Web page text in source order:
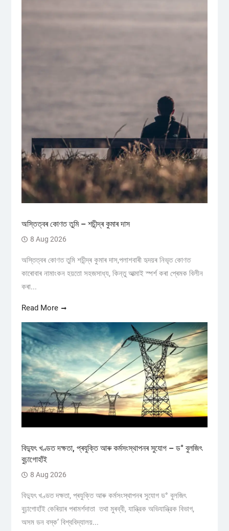
অস্তিত্বৰ কোণত তুমি – শচীন্দ্ৰ কুমাৰ দাস
8 Aug 2026
অস্তিত্বৰ কোণত তুমি শচীন্দ্ৰ কুমাৰ দাস,পলাশবাৰী হৃদয়ৰ নিভৃত কোণত
কাৰোবাৰ নামাংকন হয়তো সহজসাধ্য, কিন্তু আত্মাই স্পৰ্শ কৰা প্ৰেমক বিলীন
কৰা...
Read More
বিদ্যুৎ খণ্ডত দক্ষতা, প্ৰযুক্তি আৰু কৰ্মসংস্থাপনৰ সুযোগ – ড° বুলজিৎ
বুঢ়াগোহাঁই
8 Aug 2026
বিদ্যুৎ খণ্ডত দক্ষতা, প্ৰযুক্তি আৰু কৰ্মসংস্থাপনৰ সুযোগ ড° বুলজিৎ
বুঢ়াগোহাঁই কেৰিয়াৰ পৰামৰ্শদাতা তথা মুৰব্বী, যান্ত্রিক অভিযান্ত্রিক বিভাগ,
অসম ডন বস্ক’ বিশ্ববিদ্যালয়...